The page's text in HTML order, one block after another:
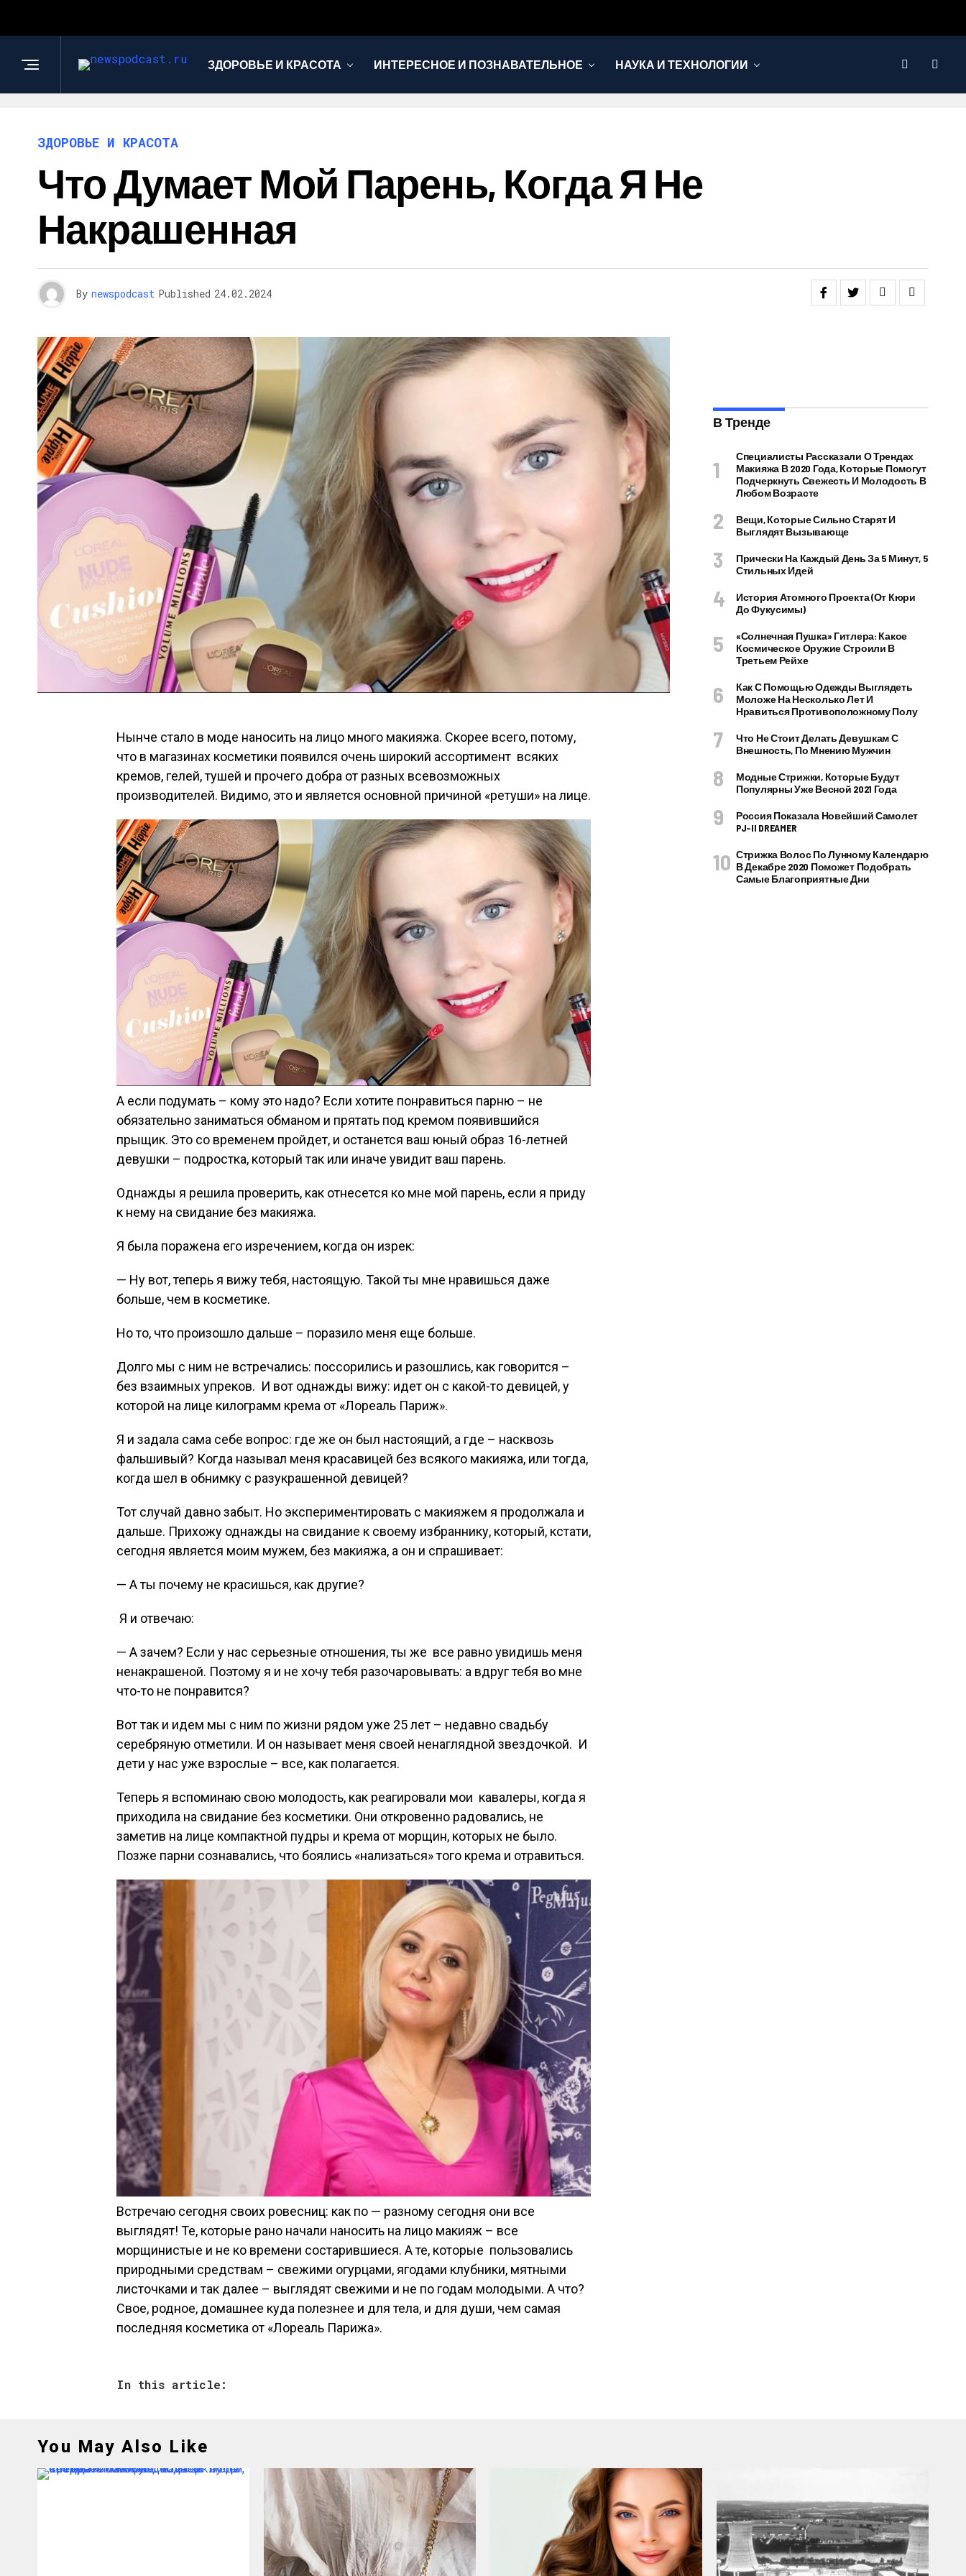
ЗДОРОВЬЕ И КРАСОТА ИНТЕРЕСНОЕ И ПОЗНАВАТЕЛЬНОЕ НАУКА И ТЕХНОЛОГИИ
ЗДОРОВЬЕ И КРАСОТА
Что Думает Мой Парень, Когда Я Не
Накрашенная
By newspodcast Published 24.02.2024
Нынче стало в моде наносить на лицо много макияжа. Скорее всего, потому,
что в магазинах косметики появился очень широкий ассортимент всяких
кремов, гелей, тушей и прочего добра от разных всевозможных
производителей. Видимо, это и является основной причиной «ретуши» на лице.
А если подумать – кому это надо? Если хотите понравиться парню – не
обязательно заниматься обманом и прятать под кремом появившийся
прыщик. Это со временем пройдет, и останется ваш юный образ 16-летней
девушки – подростка, который так или иначе увидит ваш парень.
Однажды я решила проверить, как отнесется ко мне мой парень, если я приду
к нему на свидание без макияжа.
Я была поражена его изречением, когда он изрек:
— Ну вот, теперь я вижу тебя, настоящую. Такой ты мне нравишься даже
больше, чем в косметике.
Но то, что произошло дальше – поразило меня еще больше.
Долго мы с ним не встречались: поссорились и разошлись, как говорится –
без взаимных упреков. И вот однажды вижу: идет он с какой-то девицей, у
которой на лице килограмм крема от «Лореаль Париж».
Я и задала сама себе вопрос: где же он был настоящий, а где – насквозь
фальшивый? Когда называл меня красавицей без всякого макияжа, или тогда,
когда шел в обнимку с разукрашенной девицей?
Тот случай давно забыт. Но экспериментировать с макияжем я продолжала и
дальше. Прихожу однажды на свидание к своему избраннику, который, кстати,
сегодня является моим мужем, без макияжа, а он и спрашивает:
— А ты почему не красишься, как другие?
Я и отвечаю:
— А зачем? Если у нас серьезные отношения, ты же все равно увидишь меня
ненакрашеной. Поэтому я и не хочу тебя разочаровывать: а вдруг тебя во мне
что-то не понравится?
Вот так и идем мы с ним по жизни рядом уже 25 лет – недавно свадьбу
серебряную отметили. И он называет меня своей ненаглядной звездочкой. И
дети у нас уже взрослые – все, как полагается.
Теперь я вспоминаю свою молодость, как реагировали мои кавалеры, когда я
приходила на свидание без косметики. Они откровенно радовались, не
заметив на лице компактной пудры и крема от морщин, которых не было.
Позже парни сознавались, что боялись «нализаться» того крема и отравиться.
Встречаю сегодня своих ровесниц: как по — разному сегодня они все
выглядят! Те, которые рано начали наносить на лицо макияж – все
морщинистые и не ко времени состарившиеся. А те, которые пользовались
природными средствам – свежими огурцами, ягодами клубники, мятными
листочками и так далее – выглядят свежими и не по годам молодыми. А что?
Свое, родное, домашнее куда полезнее и для тела, и для души, чем самая
последняя косметика от «Лореаль Парижа».
In this article:
В Тренде
Специалисты Рассказали О Трендах
Макияжа В 2020 Года, Которые Помогут
Подчеркнуть Свежесть И Молодость В
Любом Возрасте
Вещи, Которые Сильно Старят И
Выглядят Вызывающе
Прически На Каждый День За 5 Минут, 5
Стильных Идей
История Атомного Проекта (от Кюри
До Фукусимы)
«Солнечная Пушка» Гитлера: Какое
Космическое Оружие Строили В
Третьем Рейхе
Как С Помощью Одежды Выглядеть
Моложе На Несколько Лет И
Нравиться Противоположному Полу
Что Не Стоит Делать Девушкам С
Внешность, По Мнению Мужчин
Модные Стрижки, Которые Будут
Популярны Уже Весной 2021 Года
Россия Показала Новейший Самолет
PJ–II DREAMER
Стрижка Волос По Лунному Календарю
В Декабре 2020 Поможет Подобрать
Самые Благоприятные Дни
You May Also Like